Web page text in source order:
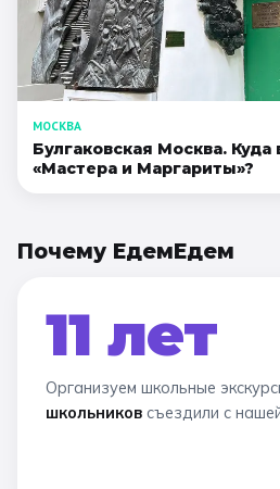
МОСКВА
Булгаковская Москва.
«Мастера и Маргариты»?
Почему ЕдемЕдем
11 лет
Организуем школьные
школьников съездили с